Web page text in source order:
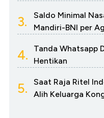
3.
Saldo Minimal
Mandiri-BNI per
4.
Tanda Whatsapp
Hentikan
5.
Saat Raja Ritel
Alih Keluarga